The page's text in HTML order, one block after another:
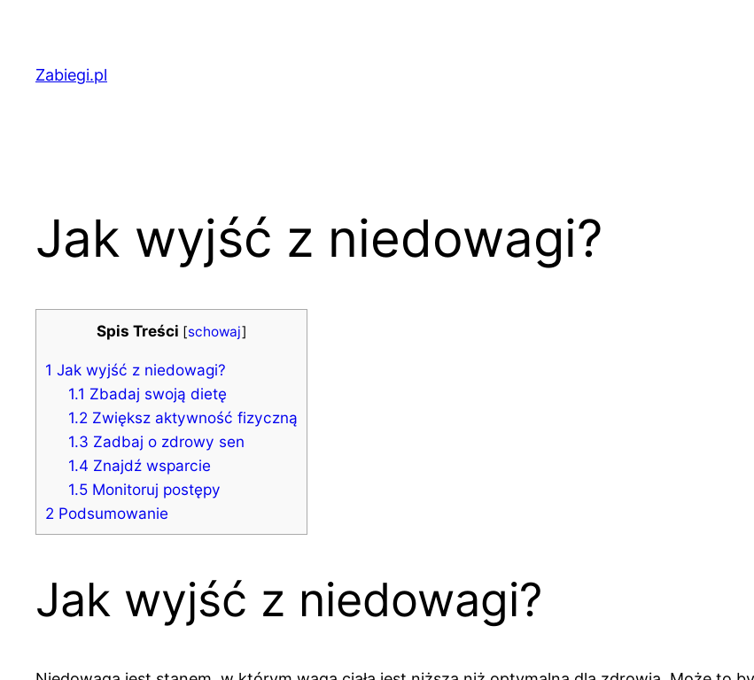
treściZabiegi.pl
Jak wyjść z niedowagi?
Spis Treści [schowaj]
1 Jak wyjść z niedowagi?
1.1 Zbadaj swoją dietę
1.2Zwiększ aktywność fizyczną
1.3 Zadbaj o zdrowy sen
1.4 Znajdź wsparcie
1.5Monitoruj postępy
2 Podsumowanie
Jak wyjść z niedowagi?